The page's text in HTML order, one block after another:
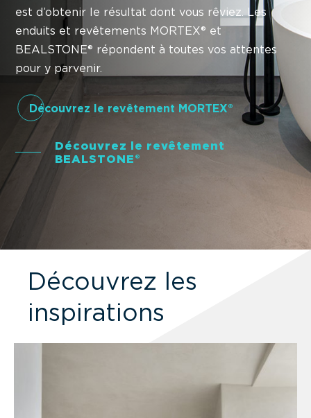
est d’obtenir le résultat dont vous rêviez.
Les
enduits et revêtements MORTEX® et
BEALSTONE® répondent à toutes vos attentes
pour y parvenir.
Découvrez le revêtement MORTEX®
Découvrez le revêtement
BEALSTONE®
Découvrez les
inspirations